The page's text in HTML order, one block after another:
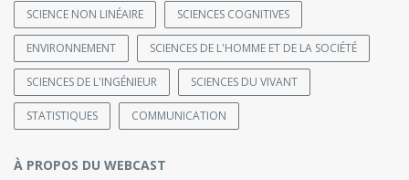
SCIENCE NON LINÉAIRE SCIENCES COGNITIVES
ENVIRONNEMENT SCIENCES DE L'HOMME ET DE LA SOCIÉTÉ
SCIENCES DE L'INGÉNIEUR SCIENCES DU VIVANT
STATISTIQUES COMMUNICATION
À PROPOS DU WEBCAST